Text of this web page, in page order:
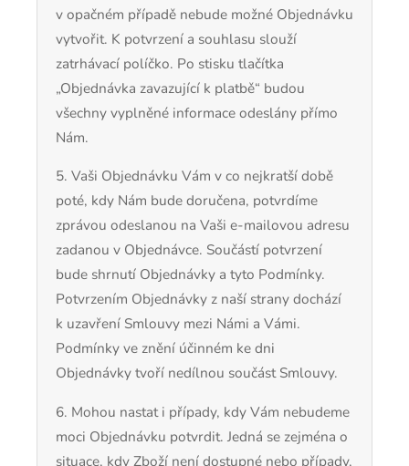
v opačném případě nebude možné Objednávku
vytvořit. K potvrzení a souhlasu slouží
zatrhávací políčko. Po stisku tlačítka
„Objednávka zavazující k platbě“ budou
všechny vyplněné informace odeslány přímo
Nám.
5. Vaši Objednávku Vám v co nejkratší době
poté, kdy Nám bude doručena, potvrdíme
zprávou odeslanou na Vaši e-mailovou adresu
zadanou v Objednávce. Součástí potvrzení
bude shrnutí Objednávky a tyto Podmínky.
Potvrzením Objednávky z naší strany dochází
k uzavření Smlouvy mezi Námi a Vámi.
Podmínky ve znění účinném ke dni
Objednávky tvoří nedílnou součást Smlouvy.
6. Mohou nastat i případy, kdy Vám nebudeme
moci Objednávku potvrdit. Jedná se zejména o
situace, kdy Zboží není dostupné nebo případy,